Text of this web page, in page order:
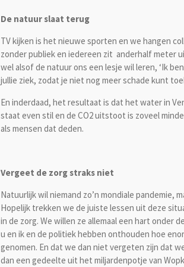
De natuur slaat terug
TV kijken is het nieuwe sporten en we hangen
zonder publiek en iedereen zit anderhalf meter
wel alsof de natuur ons een lesje wil leren, ‘Ik
jullie ziek, zodat je niet nog meer schade kunt
En inderdaad, het resultaat is dat het water in
staat even stil en de CO2 uitstoot is zoveel
als mensen dat deden.
Vergeet de zorg straks niet
Natuurlijk wil niemand zo’n mondiale pandemie,
Hopelijk trekken we de juiste lessen uit deze
in de zorg. We willen ze allemaal een hart onder
u en ik en de politiek hebben onthouden hoe
genomen. En dat we dan niet vergeten zijn dat
dan een gedeelte uit het miljardenpotje van